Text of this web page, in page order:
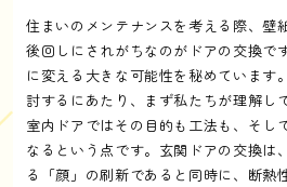
住まいのメンテナンスを考える際、壁
後回しにされがちなのがドアの交換で
に変える大きな可能性を秘めています
討するにあたり、まず私たちが理解し
室内ドアではその目的も工法も、そし
なるという点です。玄関ドアの交換は
る「顔」の刷新であると同時に、断熱